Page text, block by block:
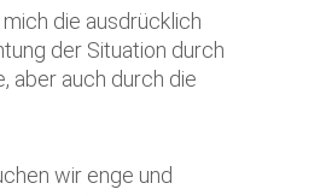
die ausdrücklich
der Situation durch
aber auch durch die
wir enge und